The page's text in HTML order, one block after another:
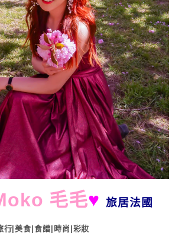
毛毛♥旅居法國
行|美食|食譜|時尚|彩妝